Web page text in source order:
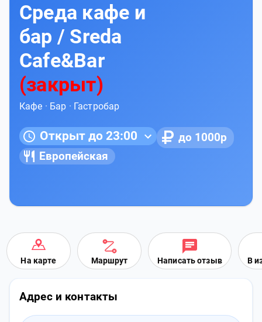
Среда кафе и
бар / Sreda
Cafe&Bar
(закрыт)
Кафе · Бар · Гастробар
Открыт до 23:00
до 1000р
Европейская
На карте Маршрут Написать отзыв В
Адрес и контакты